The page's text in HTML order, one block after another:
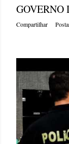
GOVERNO
Compartilhar